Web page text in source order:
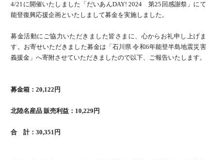
4/21に開催いたしました「だいあんDAY! 2024 第25回感謝祭」にて
能登復興応援企画といたしまして募金を実施しました。
募金活動にご協力いただきました皆さまに、心からお礼申し上げま
す。お寄せいただきました募金は「石川県 令和6年能登半島地震災害
義援金」へ寄附させていただきましたので以下、ご報告いたします。
募金箱：20,122円
北陸名産品 販売利益：10,229円
合 計：30,351円